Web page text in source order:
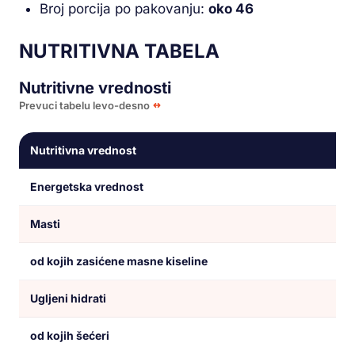
Broj porcija po pakovanju: oko 46
NUTRITIVNA TABELA
Nutritivne vrednosti
Prevuci tabelu levo-desno
Nutritivna vrednost
Energetska vrednost
Masti
od kojih zasićene masne kiseline
Ugljeni hidrati
od kojih šećeri